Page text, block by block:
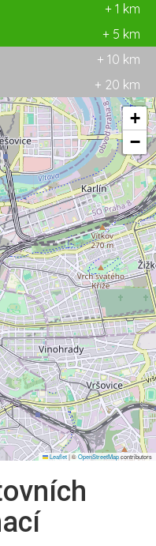
+ 1 km
+ 5 km
+ 10 km
+ 20 km
+
−
Leaflet|©OpenStreetMapcontributors